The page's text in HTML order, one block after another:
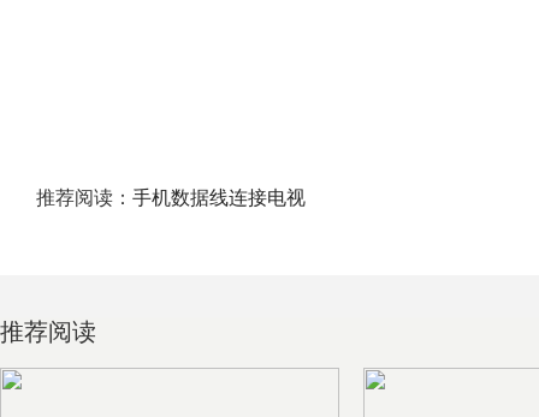
推荐阅读： 手机数据线连接电视
推荐阅读